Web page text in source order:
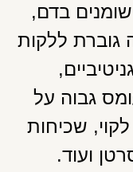
בדם,
גוברת ללקות
גבוה על
שכיחות
ועוד.